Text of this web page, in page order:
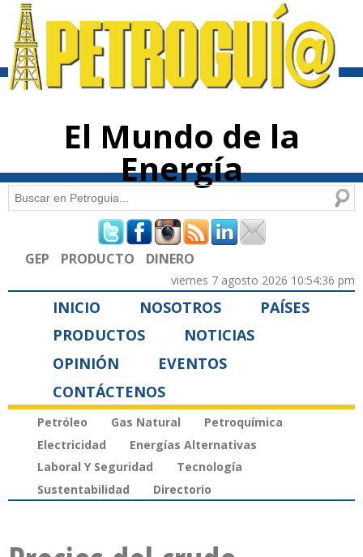
contenido
El Mundo de la
Energía
Formulario de búsqueda
Buscar
GEP PRODUCTO DINERO
viernes 7 agosto 2026 10:54:36 pm
INICIO NOSOTROS
PAÍSES
PRODUCTOS
NOTICIAS
OPINIÓN
EVENTOS
CONTÁCTENOS
Petróleo Gas Natural
Petroquímica
Electricidad
Energías Alternativas
Laboral Y Seguridad
Tecnología
Sustentabilidad
Directorio